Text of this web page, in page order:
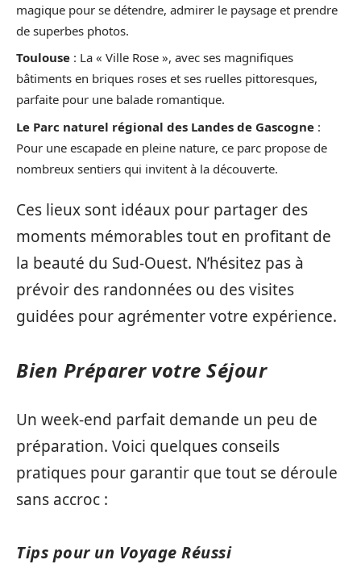
magique pour se détendre, admirer le paysage et prendre
de superbes photos.
Toulouse : La « Ville Rose », avec ses magnifiques
bâtiments en briques roses et ses ruelles pittoresques,
parfaite pour une balade romantique.
Le Parc naturel régional des Landes de Gascogne :
Pour une escapade en pleine nature, ce parc propose de
nombreux sentiers qui invitent à la découverte.
Ces lieux sont idéaux pour partager des
moments mémorables tout en profitant de
la beauté du Sud-Ouest. N’hésitez pas à
prévoir des randonnées ou des visites
guidées pour agrémenter votre expérience.
Bien Préparer votre Séjour
Un week-end parfait demande un peu de
préparation. Voici quelques conseils
pratiques pour garantir que tout se déroule
sans accroc :
Tips pour un Voyage Réussi